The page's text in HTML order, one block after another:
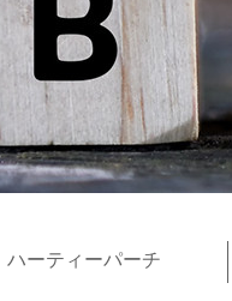
ハーティーパーチ